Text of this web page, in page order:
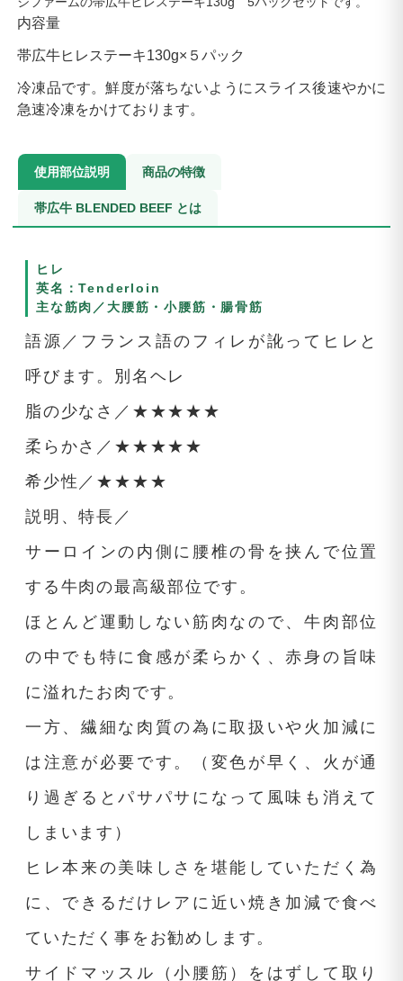
内容量
帯広牛ヒレステーキ130g×５パック
冷凍品です。鮮度が落ちないようにスライス後速やかに
急速冷凍をかけております。
使用部位説明 商品の特徴
帯広牛 BLENDED BEEF とは
ヒレ
英名：Tenderloin
主な筋肉／大腰筋・小腰筋・腸骨筋
語源／フランス語のフィレが訛ってヒレと
呼びます。別名ヘレ
脂の少なさ／★★★★★
柔らかさ／★★★★★
希少性／★★★★
説明、特長／
サーロインの内側に腰椎の骨を挟んで位置
する牛肉の最高級部位です。
ほとんど運動しない筋肉なので、牛肉部位
の中でも特に食感が柔らかく、赤身の旨味
に溢れたお肉です。
一方、繊細な肉質の為に取扱いや火加減に
は注意が必要です。（変色が早く、火が通
り過ぎるとパサパサになって風味も消えて
しまいます）
ヒレ本来の美味しさを堪能していただく為
に、できるだけレアに近い焼き加減で食べ
ていただく事をお勧めします。
サイドマッスル（小腰筋）をはずして取り